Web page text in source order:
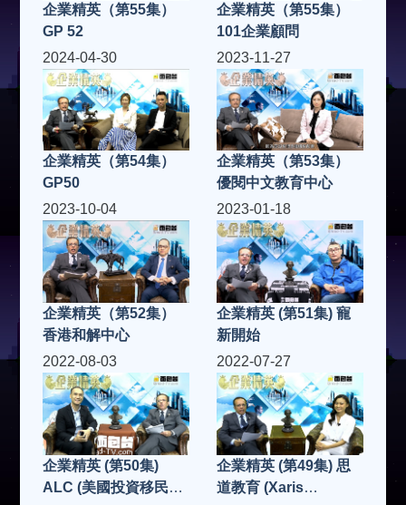
企業精英（第55集）
GP 52
企業精英（第55集）
101企業顧問
2024-04-30
企業精英（第54集）
GP50
2023-11-27
企業精英（第53集）
優閱中文教育中心
2023-10-04
企業精英（第52集）
香港和解中心
2023-01-18
企業精英 (第51集) 寵
新開始
2022-08-03
企業精英 (第50集)
ALC (美國投資移民香
2022-07-27
企業精英 (第49集) 思
道教育 (Xaris